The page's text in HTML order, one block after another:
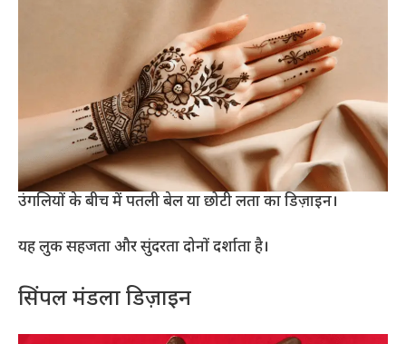
उंगलियों के बीच में पतली बेल या छोटी लता का डिज़ाइन।
यह लुक सहजता और सुंदरता दोनों दर्शाता है।
सिंपल मंडला डिज़ाइन